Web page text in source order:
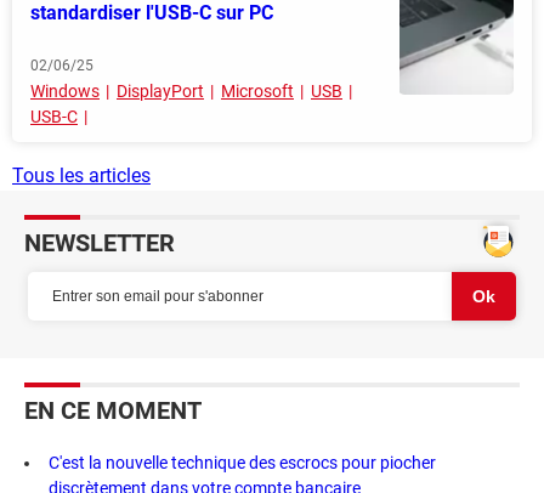
standardiser l'USB-C sur PC
02/06/25
Windows DisplayPort Microsoft
USB
USB-C
Tous les articles
NEWSLETTER
EN CE MOMENT
C'est la nouvelle technique des escrocs pour piocher
discrètement dans votre compte bancaire